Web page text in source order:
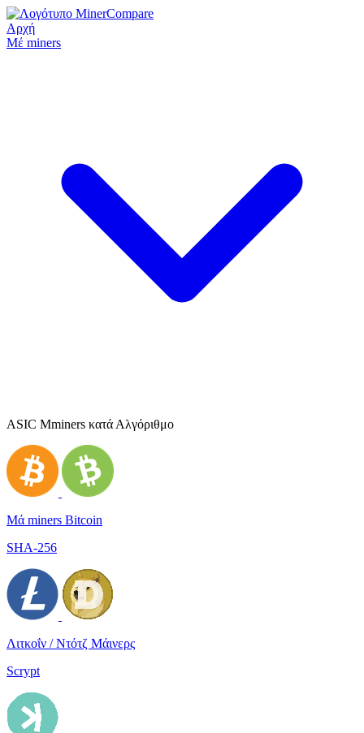
Αρχή
Μέ miners
ASIC Μminers κατά Αλγόριθμο
Μά miners Bitcoin
SHA-256
Λιτκοΐν / Ντότζ Μάινερς
Scrypt